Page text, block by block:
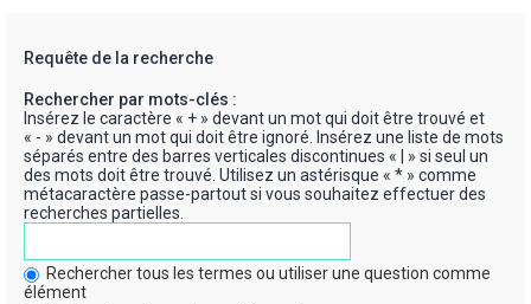
Requête de la recherche
Rechercher par mots-clés :
Insérez le caractère « + » devant un mot qui doit être trouvé et
« - » devant un mot qui doit être ignoré. Insérez une liste de mots
séparés entre des barres verticales discontinues « | » si seul un
des mots doit être trouvé. Utilisez un astérisque « * » comme
métacaractère passe-partout si vous souhaitez effectuer des
recherches partielles.
Rechercher tous les termes ou utiliser une question comme
élément